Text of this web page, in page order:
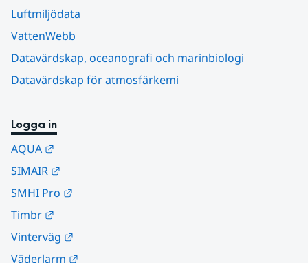
Luftmiljödata
VattenWebb
Datavärdskap, oceanografi och marinbiologi
Datavärdskap för atmosfärkemi
Logga in
AQUA
SIMAIR
SMHI Pro
Timbr
Vinterväg
Väderlarm